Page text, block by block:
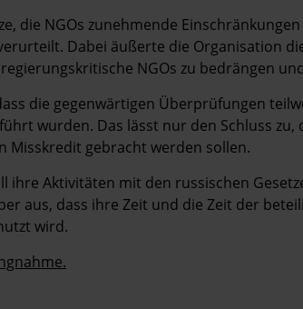
die NGOs zunehmende
Dabei äußerte die Organisation
NGOs zu bedrängen
die gegenwärtigen Überprüfungen
wurden. Das lässt nur den Schluss zu,
Misskredit gebracht werden sollen.
ihre Aktivitäten mit den russischen
aus, dass ihre Zeit und die Zeit der
wird.